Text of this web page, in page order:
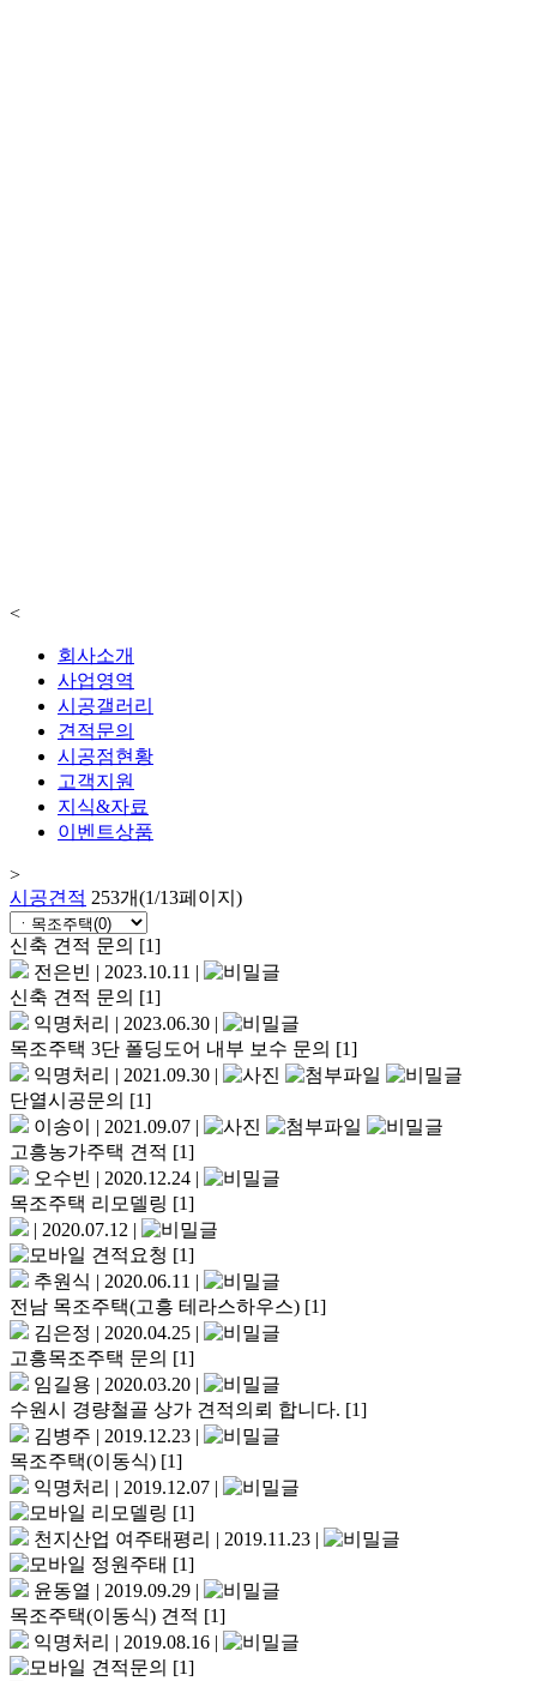
<
회사소개
사업영역
시공갤러리
견적문의
시공점현황
고객지원
지식&자료
이벤트상품
>
시공견적 253개(1/13페이지)
신축 견적 문의 [1]
전은빈 | 2023.10.11 |
신축 견적 문의 [1]
익명처리 | 2023.06.30 |
목조주택 3단 폴딩도어 내부 보수 문의 [1]
익명처리 | 2021.09.30 |
단열시공문의 [1]
이송이 | 2021.09.07 |
고흥농가주택 견적 [1]
오수빈 | 2020.12.24 |
목조주택 리모델링 [1]
| 2020.07.12 |
견적요청 [1]
추원식 | 2020.06.11 |
전남 목조주택(고흥 테라스하우스) [1]
김은정 | 2020.04.25 |
고흥목조주택 문의 [1]
임길용 | 2020.03.20 |
수원시 경량철골 상가 견적의뢰 합니다. [1]
김병주 | 2019.12.23 |
목조주택(이동식) [1]
익명처리 | 2019.12.07 |
리모델링 [1]
천지산업 여주태평리 | 2019.11.23 |
정원주태 [1]
윤동열 | 2019.09.29 |
목조주택(이동식) 견적 [1]
익명처리 | 2019.08.16 |
견적문의 [1]